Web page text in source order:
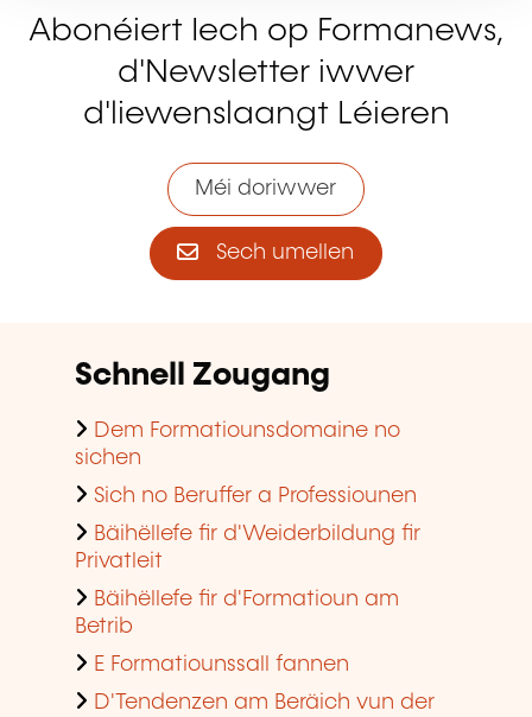
Abonéiert Iech op Formanews,
d'Newsletter iwwer
d'liewenslaangt Léieren
Méi doriwwer
Sech umellen
Schnell Zougang
Dem Formatiounsdomaine no
sichen
Sich no Beruffer a Professiounen
Bäihëllefe fir d'Weiderbildung fir
Privatleit
Bäihëllefe fir d'Formatioun am
Betrib
E Formatiounssall fannen
D'Tendenzen am Beräich vun der